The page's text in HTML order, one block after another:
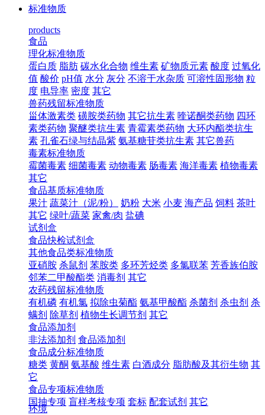
标准物质
products
食品
理化标准物质
蛋白质 脂肪 碳水化合物 维生素 矿物质元素 酸度 过氧化
值 酸价 pH值 水分 灰分 不溶于水杂质 可溶性固形物 粒
度 电导率 密度 其它
兽药残留标准物质
甾体激素类 磺胺类药物 其它抗生素 喹诺酮类药物 四环
素类药物 聚醚类抗生素 青霉素类药物 大环内酯类抗生
素 孔雀石绿与结晶紫 氨基糖苷类抗生素 其它兽药
毒素标准物质
霉菌毒素 细菌毒素 动物毒素 肠毒素 海洋毒素 植物毒素
其它
食品基质标准物质
果汁 蔬菜汁（泥/粉） 奶粉 大米 小麦 海产品 饲料 茶叶
其它 绿叶/蔬菜 家禽/肉 盐碘
试剂盒
食品快检试剂盒
其他食品类标准物质
亚硝胺 杀鼠剂 苯胺类 多环芳烃类 多氯联苯 芳香族伯胺
邻苯二甲酸酯类 消毒剂 其它
农药残留标准物质
有机磷 有机氯 拟除虫菊酯 氨基甲酸酯 杀菌剂 杀虫剂 杀
螨剂 除草剂 植物生长调节剂 其它
食品添加剂
非法添加剂 食品添加剂
食品成分标准物质
糖类 黄酮 氨基酸 维生素 白酒成分 脂肪酸及其衍生物 其
它
食品专项标准物质
国抽专项 盲样考核专项 套标 配套试剂 其它
环境